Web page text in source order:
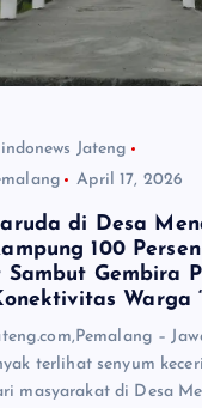
Jateng
April 17, 2026
di Desa
100 Persen
Sambut Gembira
Warga
–
terlihat senyum
masyarakat di Desa